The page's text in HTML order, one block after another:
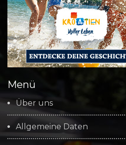
Menü
Über uns
Allgemeine Daten